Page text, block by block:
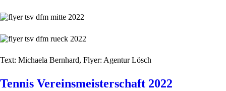
Text: Michaela Bernhard, Flyer: Agentur Lösch
Tennis Vereinsmeisterschaft 2022